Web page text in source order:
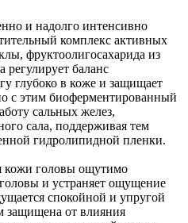
и надолго интенсивно
комплекс активных
фруктоолигосахарида из
регулирует баланс
глубоко в коже и защищает
с этим биоферментированный
сальных желез,
сала, поддерживая тем
гидролипидной пленки.
кожи головы ощутимо
и устраняет ощущение
спокойной и упругой
от влияния